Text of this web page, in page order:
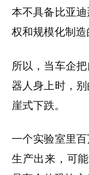
本不具备比亚
权和规模化制造
所以，当车企
器人身上时，
崖式下跌。
一个实验室里
生产出来，可